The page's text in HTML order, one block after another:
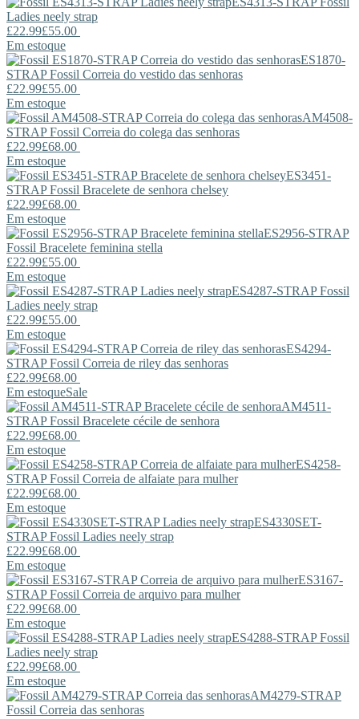
Ladies neely strap
£22.99£55.00
Em estoque
ES1870-
STRAPFossil Correia do vestido das senhoras
£22.99£55.00
Em estoque
AM4508-
STRAPFossil Correia do colega das senhoras
£22.99£68.00
Em estoque
ES3451-
STRAPFossil Bracelete de senhora chelsey
£22.99£68.00
Em estoque
ES2956-STRAP
Fossil Bracelete feminina stella
£22.99£55.00
Em estoque
ES4287-STRAPFossil
Ladies neely strap
£22.99£55.00
Em estoque
ES4294-
STRAPFossil Correia de riley das senhoras
£22.99£68.00
Em estoqueSale
AM4511-
STRAPFossil Bracelete cécile de senhora
£22.99£68.00
Em estoque
ES4258-
STRAPFossil Correia de alfaiate para mulher
£22.99£68.00
Em estoque
ES4330SET-
STRAPFossil Ladies neely strap
£22.99£68.00
Em estoque
ES3167-
STRAPFossil Correia de arquivo para mulher
£22.99£68.00
Em estoque
ES4288-STRAPFossil
Ladies neely strap
£22.99£68.00
Em estoque
AM4279-STRAP
Fossil Correia das senhoras